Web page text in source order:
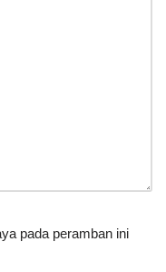
pada peramban ini